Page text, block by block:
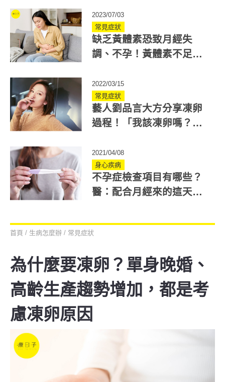
2023/07/03
常見症狀
缺乏黃體素恐致月經失
調、不孕！黃體素不足吃
2022/03/15
常見症狀
藝人劉品言大方分享凍卵
過程！「我該凍卵嗎？」
常見問題
2021/04/08
身心疾病
不孕症檢查項目有哪些？
醫：配合月經來的這天檢
首頁 / 生病怎麼辦 / 常見症狀
為什麼要凍卵？單身晚婚、
高齡生產趨勢增加，都是考
慮凍卵原因